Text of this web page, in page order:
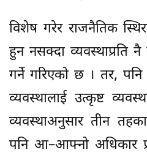
विशेष गरेर राजनैतिक
हुन नसक्दा व्यवस्थाप्रति नै
गर्ने गरिएको छ । तर, पनि
व्यवस्थालाई उत्कृष्ट
व्यवस्थाअनुसार तीन
पनि आ–आफ्नो अधिकार